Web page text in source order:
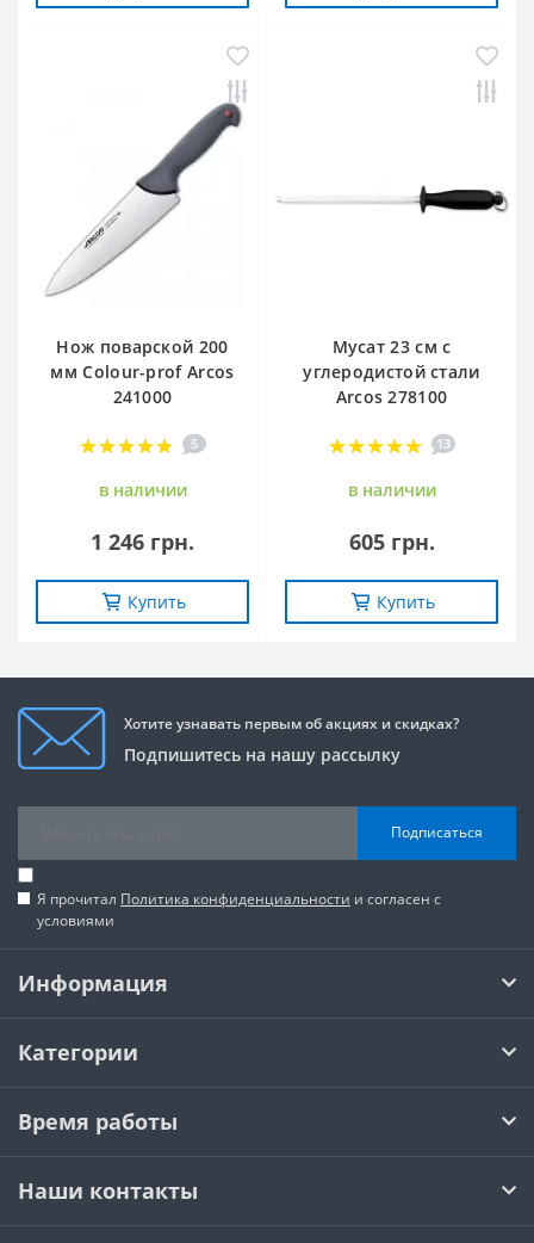
Нож поварской 200
мм Сolour-prof Arcos
241000
5
в наличии
1 246 грн.
Купить
Мусат 23 см с
углеродистой стали
Arcos 278100
13
в наличии
605 грн.
Купить
Хотите узнавать первым об акциях и скидках?
Подпишитесь на нашу рассылку
Подписаться
Я прочитал Политика конфиденциальности и согласен с
условиями
Информация
Категории
Время работы
Наши контакты